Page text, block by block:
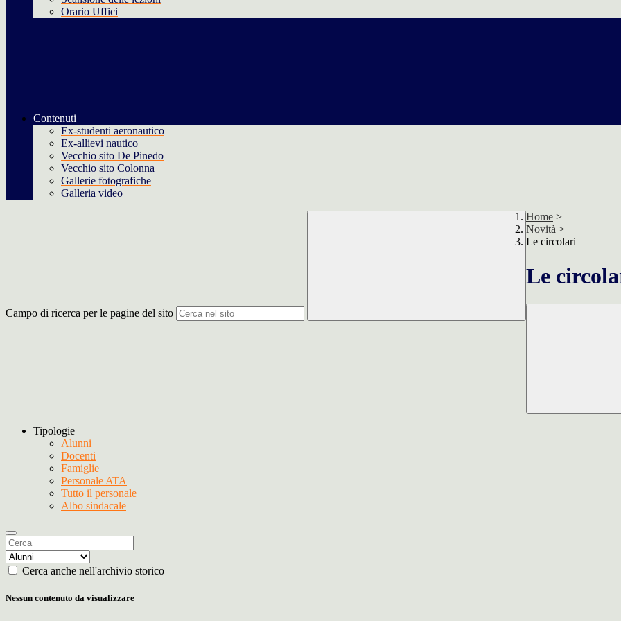
Orario Uffici
Contenuti
Ex-studenti aeronautico
Ex-allievi nautico
Vecchio sito De Pinedo
Vecchio sito Colonna
Gallerie fotografiche
Galleria video
Campo di ricerca per le pagine del sito
Home >
Novità >
Le circolari
Le
Tipologie
Alunni
Docenti
Famiglie
Personale ATA
Tutto il personale
Albo sindacale
Cerca anche nell'archivio storico
Nessun contenuto da visualizzare